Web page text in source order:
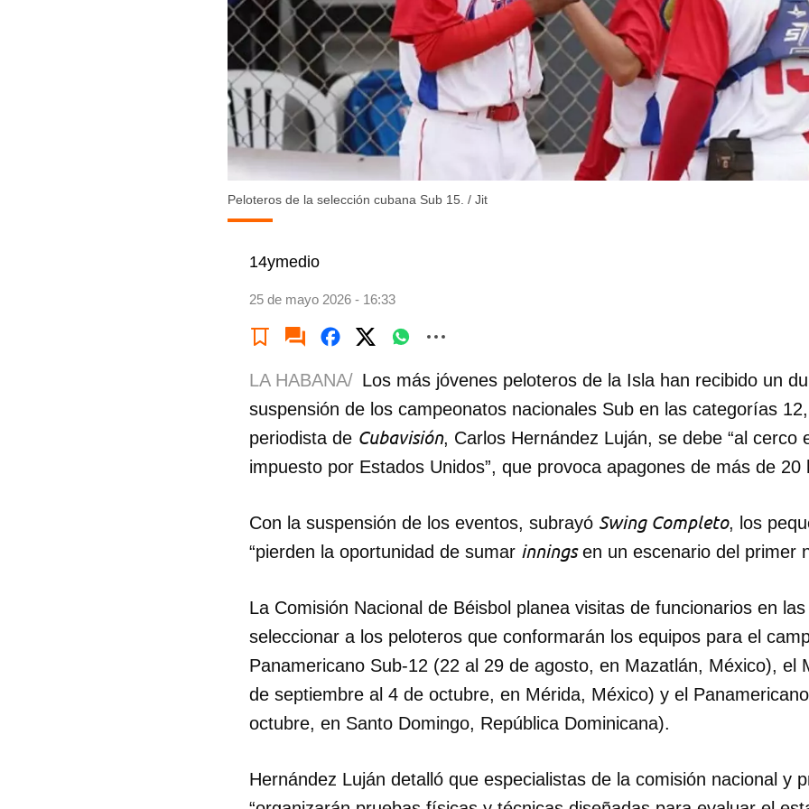
Peloteros de la selección cubana Sub 15. / Jit
14ymedio
25 de mayo 2026 - 16:33
LA HABANA/ Los más jóvenes peloteros de la Isla han recibido un
suspensión de los campeonatos nacionales Sub en las categorías
periodista de Cubavisión, Carlos Hernández Luján, se debe “al cerco
impuesto por Estados Unidos”, que provoca apagones de más de 20
Con la suspensión de los eventos, subrayó Swing Completo, los
“pierden la oportunidad de sumar inningsen un escenario del primer
La Comisión Nacional de Béisbol planea visitas de funcionarios en
seleccionar a los peloteros que conformarán los equipos para el
Panamericano Sub-12 (22 al 29 de agosto, en Mazatlán, México), el
de septiembre al 4 de octubre, en Mérida, México) y el
octubre, en Santo Domingo, República Dominicana).
Hernández Luján detalló que especialistas de la comisión nacional y